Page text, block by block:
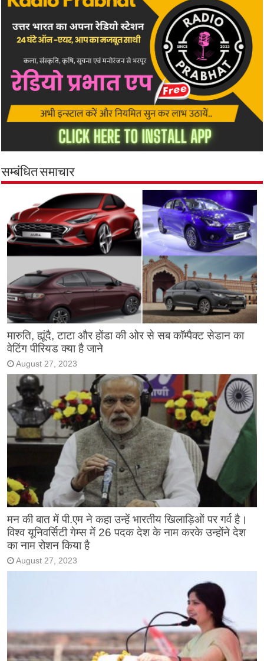
सम्बंधित समाचार
मारुति, ह्यूंदै, टाटा और होंडा की ओर से सब कॉम्पैक्ट सेडान का
वेटिंग पीरियड क्या है जाने
August 27, 2023
मन की बात में पी.एम ने कहा उन्हें भारतीय खिलाड़िओं पर गर्व है।
विश्व यूनिवर्सिटी गेम्स में 26 पदक देश के नाम करके उन्होंने देश
का नाम रोशन किया है
August 27, 2023